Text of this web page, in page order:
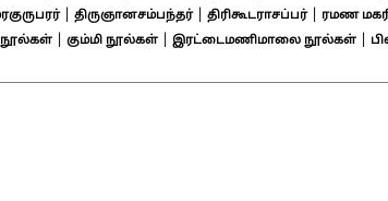
| திருஞானசம்பந்தர்| திரிகூடராசப்பர்| ரமண
நூல்கள்| கும்மி நூல்கள்| இரட்டைமணிமாலை நூல்கள்|